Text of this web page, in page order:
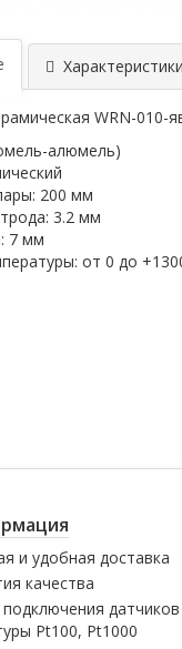
Характеристики
WRN-
алюмель)
200 мм
3.2 мм
7 мм
от 0 до
и удобная доставка
качества
датчиков
Pt100, Pt1000